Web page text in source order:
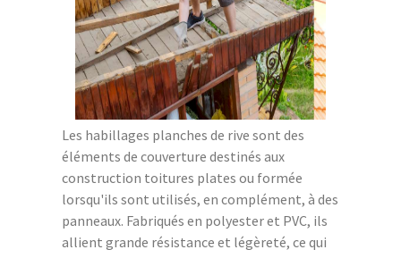
Les habillages planches de rive sont des
éléments de couverture destinés aux
construction toitures plates ou formée
lorsqu'ils sont utilisés, en complément, à des
panneaux. Fabriqués en polyester et PVC, ils
allient grande résistance et légèreté, ce qui